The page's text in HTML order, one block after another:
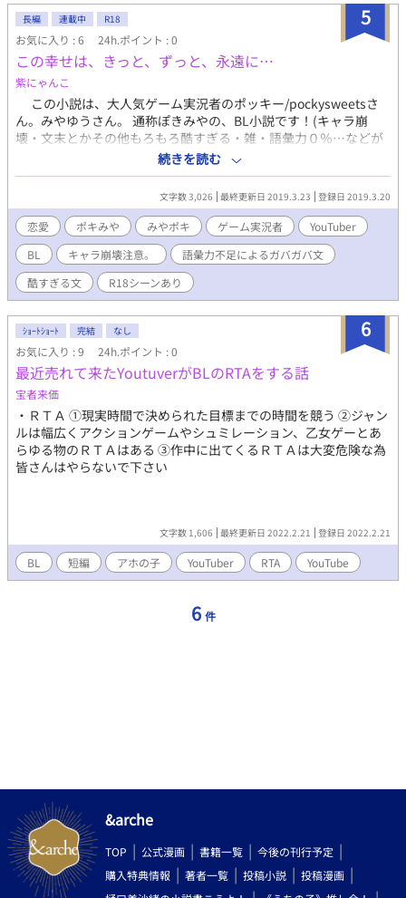
5
長編 連載中 R18
お気に入り : 6 24h.ポイント : 0
この幸せは、きっと、ずっと、永遠に…
紫にゃんこ
この小説は、大人気ゲーム実況者のポッキー/pockysweetsさ
ん。みやゆうさん。 通称ぽきみやの、BL小説です！(キャラ崩
壊・文末とかその他もろもろ酷すぎる・雑・語彙力０％…などが
ありますが、ご了承ください…) 多分、いや、確定でいつかR18
要素入ります。例えばセックｓ…おっと、誰か来たようだ。 (や
りたかっただけｗ) 最初は、高校の入学式から始まります！
コミュ障で怖がり (高校の時はホラー系が苦手という設定です。現
在はホラゲーめちゃくちゃに大好きですｗ) で陰キャ…だけど、イ
ケメンで可愛いくて心優しいポキさん（右固定にきまってるだろ
ぉ） と、実は変態でロリコン（？）らしい…けど、陽キャで、心
優しくて、イケメンのみやゆうさん(左固定ですねｗ)が、一目惚
れして、どんどん距離を近づけて行く…という感じです！ 良か
続きを読む
文字数 3,026 最終更新日 2019.3.23 登録日 2019.3.20
恋愛 ポキみや みやポキ ゲーム実況者
YouTuber
BL
キャラ崩壊注意。
語彙力不足によるガバガバ文
酷すぎる文
R18シーンあり
6
ｼｮｰﾄｼｮｰﾄ 完結 なし
お気に入り : 9 24h.ポイント : 0
最近売れて来たYoutuverがBLのRTAをする話
宝者来価
・ＲＴＡ ①現実時間で決められた目標までの時間を競う ②ジャン
ルは幅広くアクションゲームやシュミレーション、乙女ゲーとあ
らゆる物のＲＴＡはある ③作中に出てくるＲＴＡは大変危険な為
皆さんはやらないで下さい
文字数 1,606 最終更新日 2022.2.21 登録日 2022.2.21
BL 短編 アホの子 YouTuber RTA YouTube
6 件
&arche
TOP 公式漫画 書籍一覧
今後の刊行予定
購入特典情報
著者一覧 投稿小説
投稿漫画